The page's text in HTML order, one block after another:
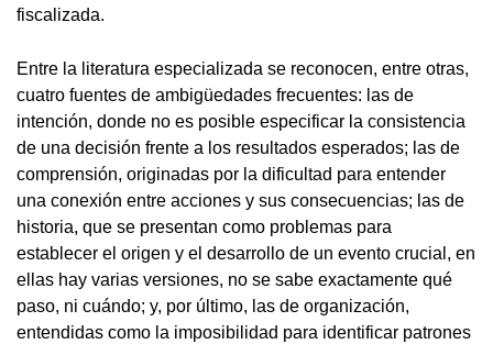
fiscalizada.
Entre la literatura especializada se reconocen, entre otras,
cuatro fuentes de ambigüedades frecuentes: las de
intención, donde no es posible especificar la consistencia
de una decisión frente a los resultados esperados; las de
comprensión, originadas por la dificultad para entender
una conexión entre acciones y sus consecuencias; las de
historia, que se presentan como problemas para
establecer el origen y el desarrollo de un evento crucial, en
ellas hay varias versiones, no se sabe exactamente qué
paso, ni cuándo; y, por último, las de organización,
entendidas como la imposibilidad para identificar patrones